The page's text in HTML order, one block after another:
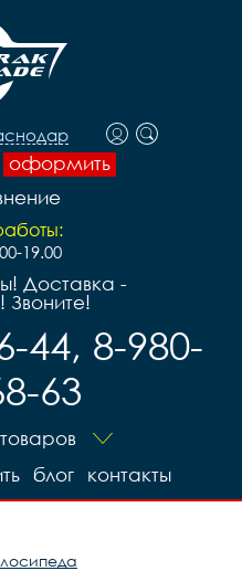
оформить
19.00
Доставка -
Звоните!
44, 8-980-
63
контакты
блог